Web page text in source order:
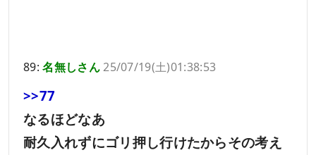
89:名無しさん25/07/19(土)01:38:53
>>77
なるほどなあ
耐久入れずにゴリ押し行けたからその考え